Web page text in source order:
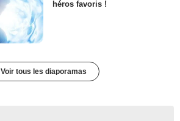
héros favoris !
Voir tous les diaporamas